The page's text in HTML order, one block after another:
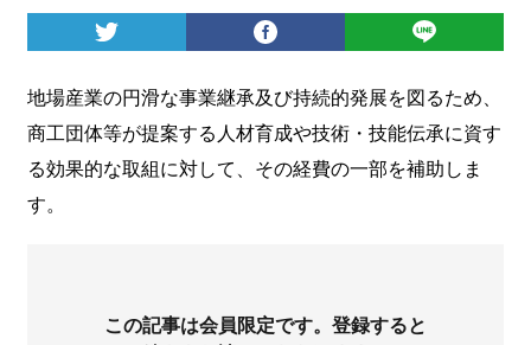
地場産業の円滑な事業継承及び持続的発展を図るため、
商工団体等が提案する人材育成や技術・技能伝承に資す
る効果的な取組に対して、その経費の一部を補助しま
す。
この記事は会員限定です。登録すると